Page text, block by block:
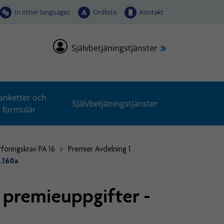
In other languages Ordlista Kontakt
Självbetjäningstjänster
och
formulär
Självbetjäningstjänster
PA 16
Premier Avdelning 1
premieuppgifter -